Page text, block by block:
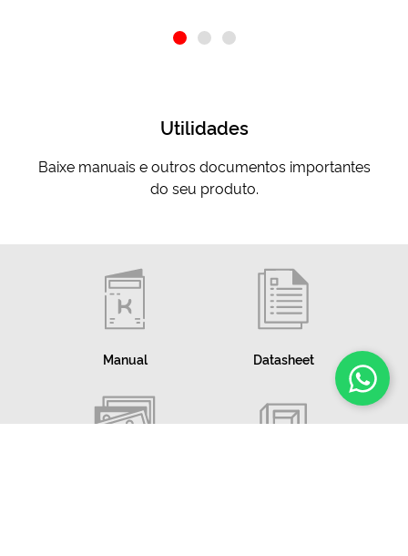
Utilidades
Baixe manuais e outros documentos importantes
do seu produto.
Manual Datasheet